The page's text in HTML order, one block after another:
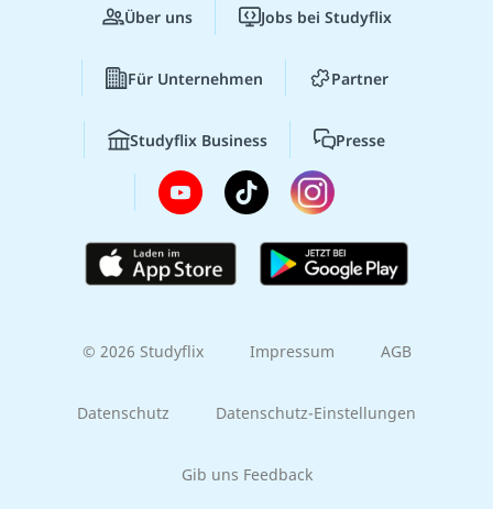
Über uns Jobs bei Studyflix
Für Unternehmen Partner
Studyflix Business Presse
© 2026 Studyflix Impressum AGB
Datenschutz Datenschutz-Einstellungen
Gib uns Feedback